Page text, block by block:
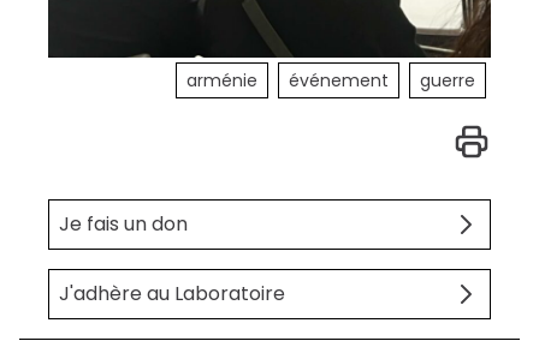
arménie événement guerre
Je fais un don
J'adhère au Laboratoire